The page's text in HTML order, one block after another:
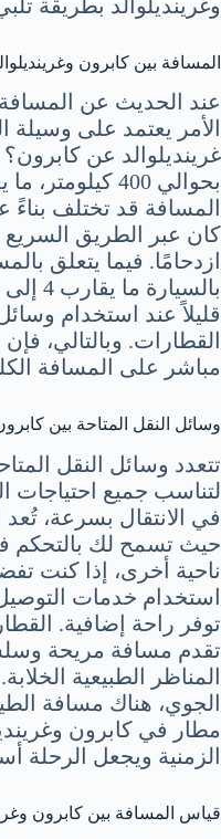
وغرينديلوالد بطريقة
المسافة بين كابرون
عند الحديث عن المسافة
الأمر يعتمد على وسيلة
غرينديلوالد عن
المسافة قد تختلف
كان عبر الطريق السريع
ازدحامًا. فيما يتعلق
قليلاً عند استخدام
القطارات. وبالتالي،
مباشر على المسافة
وسائل النقل المتاحة بين
تتعدد وسائل النقل
لتناسب جميع احتياجات
في الانتقال بسرعة، تُعد
حيث تسمح لك بالتحكم
ناحية أخرى، إذا كنت
استخدام خدمات
توفر راحة إضافية.
تقدم مسافة مريحة
المناظر الطبيعية
الجوي، هناك مسافة
مطار في كابرون
الزمنية ويجعل الرحلة
قياس المسافة بين كابرون